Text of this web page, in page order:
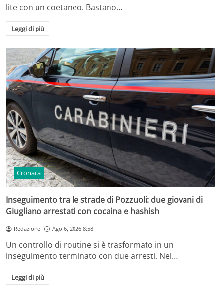
lite con un coetaneo. Bastano…
Leggi di più
Cronaca
Inseguimento tra le strade di Pozzuoli: due giovani di
Giugliano arrestati con cocaina e hashish
Redazione Ago 6, 2026 8:58
Un controllo di routine si è trasformato in un
inseguimento terminato con due arresti. Nel…
Leggi di più